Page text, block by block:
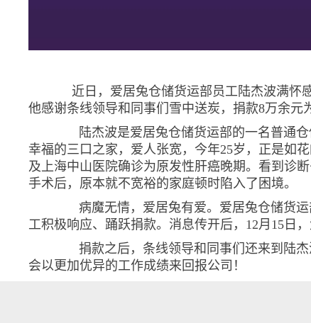
近日，爱居兔仓储货运部员工陆杰波满怀
他感谢条线领导和同事们雪中送炭，捐款8万余元
陆杰波是爱居兔仓储货运部的一名普通仓
幸福的三口之家，爱人张宽，今年25岁，正是如
及上海中山医院确诊为原发性肝癌晚期。看到诊
手术后，原本就不宽裕的家庭顿时陷入了困境。
病魔无情，爱居兔有爱。爱居兔仓储货运
工积极响应、踊跃捐款。消息传开后，12月15日
捐款之后，条线领导和同事们还来到陆杰
会以更加优异的工作成绩来回报公司！